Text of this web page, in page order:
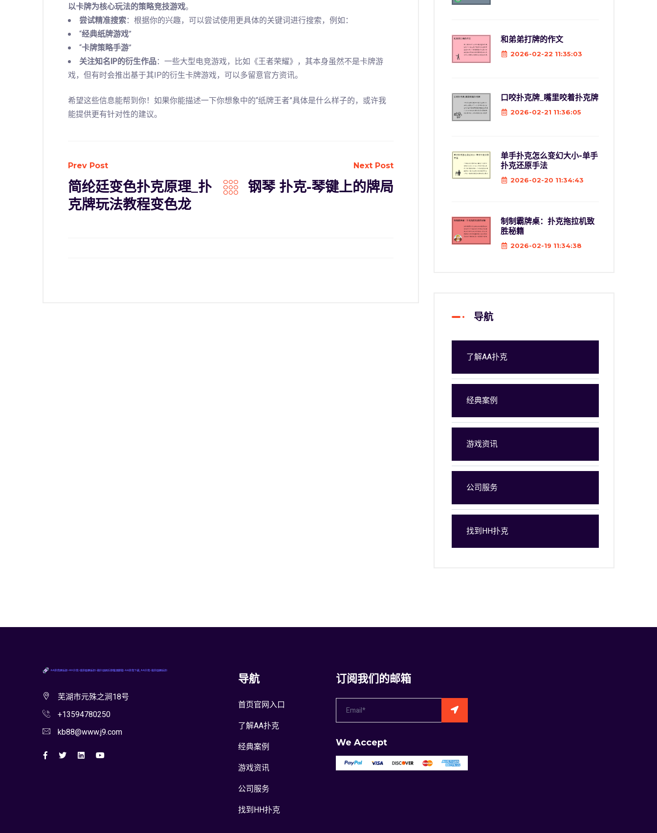
以卡牌为核心玩法的策略竞技游戏。
尝试精准搜索：根据你的兴趣，可以尝试使用更具体的关键词进行搜索，例如：
“经典纸牌游戏”
“卡牌策略手游”
关注知名IP的衍生作品：一些大型电竞游戏，比如《王者荣耀》，其本身虽然不是卡牌游
戏，但有时会推出基于其IP的衍生卡牌游戏，可以多留意官方资讯。
希望这些信息能帮到你！如果你能描述一下你想象中的“纸牌王者”具体是什么样子的，或许我
能提供更有针对性的建议。
Prev Post
简纶廷变色扑克原理_扑
克牌玩法教程变色龙
Next Post
钢琴 扑克-琴键上的牌局
和弟弟打牌的作文
2026-02-22 11:35:03
口咬扑克牌_嘴里咬着扑克牌
2026-02-21 11:36:05
单手扑克怎么变幻大小-单手
扑克还原手法
2026-02-20 11:34:43
制制霸牌桌：扑克拖拉机致
胜秘籍
2026-02-19 11:34:38
导航
了解AA扑克
经典案例
游戏资讯
公司服务
找到HH扑克
芜湖市元殊之涧18号
+13594780250
kb88@www.j9.com
导航
首页官网入口
了解AA扑克
经典案例
游戏资讯
公司服务
找到HH扑克
订阅我们的邮箱
We Accept